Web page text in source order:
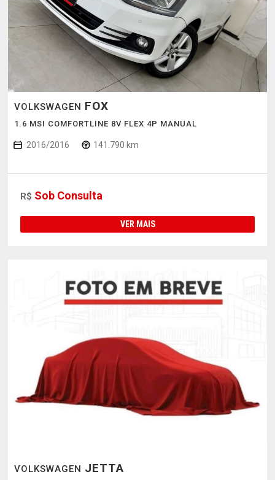
VOLKSWAGEN FOX
1.6 MSI COMFORTLINE 8V FLEX 4P MANUAL
2016/2016 141.790 km
R$ Sob Consulta
VER MAIS
VOLKSWAGEN JETTA